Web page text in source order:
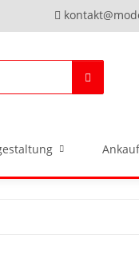
Ankauf